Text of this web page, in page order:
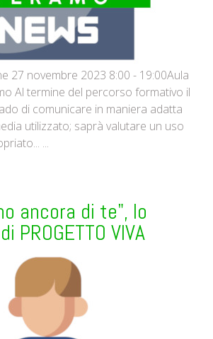
27 novembre 2023 8:00 - 19:00Aula
Al termine del percorso formativo il
di comunicare in maniera adatta
utilizzato; saprà valutare un uso
...
ancora di te", lo
PROGETTO VIVA